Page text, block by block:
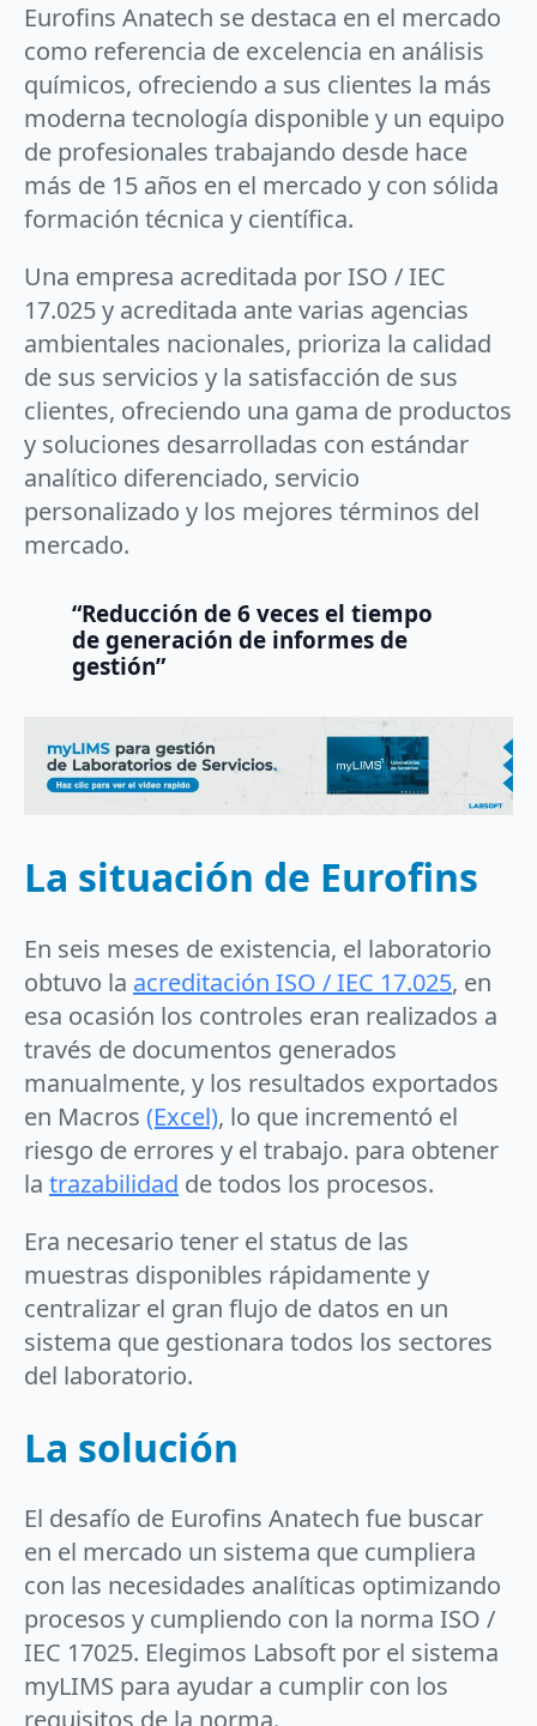
Eurofins Anatech se destaca en el mercado
como referencia de excelencia en análisis
químicos, ofreciendo a sus clientes la más
moderna tecnología disponible y un equipo
de profesionales trabajando desde hace
más de 15 años en el mercado y con sólida
formación técnica y científica.
Una empresa acreditada por ISO / IEC
17.025 y acreditada ante varias agencias
ambientales nacionales, prioriza la calidad
de sus servicios y la satisfacción de sus
clientes, ofreciendo una gama de productos
y soluciones desarrolladas con estándar
analítico diferenciado, servicio
personalizado y los mejores términos del
mercado.
“Reducción de 6 veces el tiempo
de generación de informes de
gestión”
La situación de Eurofins
En seis meses de existencia, el laboratorio
obtuvo la acreditación ISO / IEC 17.025, en
esa ocasión los controles eran realizados a
través de documentos generados
manualmente, y los resultados exportados
en Macros (Excel), lo que incrementó el
riesgo de errores y el trabajo. para obtener
la trazabilidad de todos los procesos.
Era necesario tener el status de las
muestras disponibles rápidamente y
centralizar el gran flujo de datos en un
sistema que gestionara todos los sectores
del laboratorio.
La solución
El desafío de Eurofins Anatech fue buscar
en el mercado un sistema que cumpliera
con las necesidades analíticas optimizando
procesos y cumpliendo con la norma ISO /
IEC 17025. Elegimos Labsoft por el sistema
myLIMS para ayudar a cumplir con los